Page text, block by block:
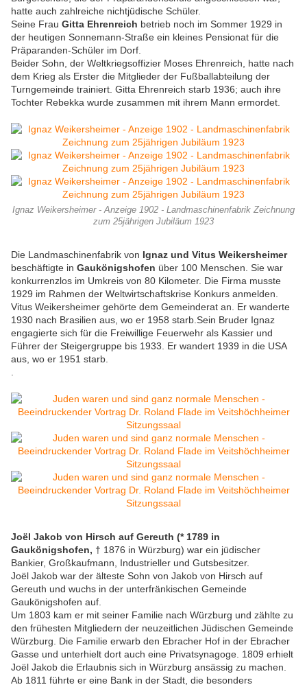
hatte auch zahlreiche nichtjüdische Schüler.
Seine Frau Gitta Ehrenreich betrieb noch im Sommer 1929 in
der heutigen Sonnemann-Straße ein kleines Pensionat für die
Präparanden-Schüler im Dorf.
Beider Sohn, der Weltkriegsoffizier Moses Ehrenreich, hatte nach
dem Krieg als Erster die Mitglieder der Fußballabteilung der
Turngemeinde trainiert. Gitta Ehrenreich starb 1936; auch ihre
Tochter Rebekka wurde zusammen mit ihrem Mann ermordet.
Ignaz Weikersheimer - Anzeige 1902 - Landmaschinenfabrik Zeichnung
zum 25jährigen Jubiläum 1923
Die Landmaschinenfabrik von Ignaz und Vitus Weikersheimer
beschäftigte in Gaukönigshofen über 100 Menschen. Sie war
konkurrenzlos im Umkreis von 80 Kilometer. Die Firma musste
1929 im Rahmen der Weltwirtschaftskrise Konkurs anmelden.
Vitus Weikersheimer gehörte dem Gemeinderat an. Er wanderte
1930 nach Brasilien aus, wo er 1958 starb.Sein Bruder Ignaz
engagierte sich für die Freiwillige Feuerwehr als Kassier und
Führer der Steigergruppe bis 1933. Er wandert 1939 in die USA
aus, wo er 1951 starb.
Joël Jakob von Hirsch auf Gereuth (* 1789 in
Gaukönigshofen, † 1876 in Würzburg) war ein jüdischer
Bankier, Großkaufmann, Industrieller und Gutsbesitzer.
Joël Jakob war der älteste Sohn von Jakob von Hirsch auf
Gereuth und wuchs in der unterfränkischen Gemeinde
Gaukönigshofen auf.
Um 1803 kam er mit seiner Familie nach Würzburg und zählte zu
den frühesten Mitgliedern der neuzeitlichen Jüdischen Gemeinde
Würzburg. Die Familie erwarb den Ebracher Hof in der Ebracher
Gasse und unterhielt dort auch eine Privatsynagoge. 1809 erhielt
Joël Jakob die Erlaubnis sich in Würzburg ansässig zu machen.
Ab 1811 führte er eine Bank in der Stadt, die besonders